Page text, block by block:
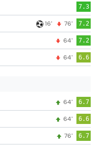
7.3
16' 76' 7.2
64' 7.2
64' 6.6
64' 6.7
64' 6.6
76' 6.7